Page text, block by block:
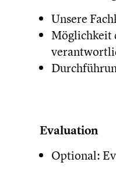
Unsere
Möglichkeit
Evaluation
Optional: